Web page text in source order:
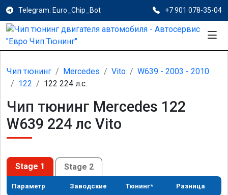
Telegram: Euro_Chip_Bot +7 901 078-35-04
Чип тюнинг Mercedes Vito
W639 - 2003 - 2010
122
122 224 л.с.
Чип тюнинг Mercedes 122
W639 224 лс Vito
Stage 1 Stage 2
Параметр Заводские Тюнинг* Разница